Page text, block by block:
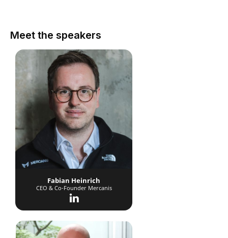
Meet the speakers
Fabian Heinrich
CEO & Co-Founder Mercanis